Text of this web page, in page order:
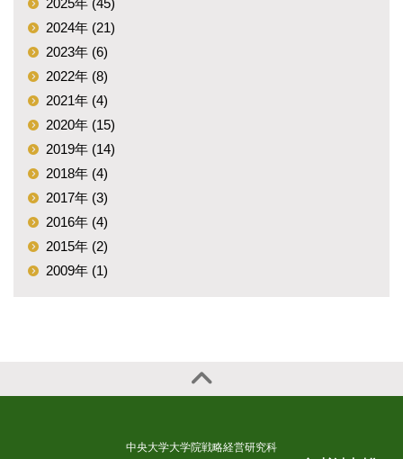
2024年 (21)
2023年 (6)
2022年 (8)
2021年 (4)
2020年 (15)
2019年 (14)
2018年 (4)
2017年 (3)
2016年 (4)
2015年 (2)
2009年 (1)
中央大学大学院戦略経営研究科